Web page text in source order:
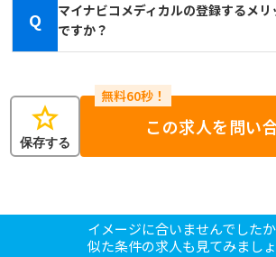
Q
マイナビコメディカルの登録するメ
ですか？
star
保存する
この求人を問い
イメージに合いませんでしたか
似た条件の求人も見てみまし